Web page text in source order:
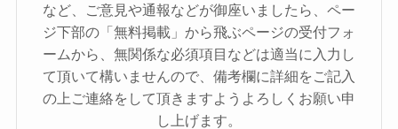
など、ご意見や通報などが御座いましたら、ペー
ジ下部の「無料掲載」から飛ぶページの受付フォ
ームから、無関係な必須項目などは適当に入力し
て頂いて構いませんので、備考欄に詳細をご記入
の上ご連絡をして頂きますようよろしくお願い申
し上げます。